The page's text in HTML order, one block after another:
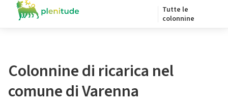
Tutte le
colonnine
Colonnine di ricarica nel
comune di Varenna